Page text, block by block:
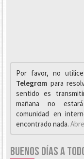
Por favor, no
Telegrαm para
sentido es
mañana no
comunidad en
encontrado nada.
BUENOS DÍAS A